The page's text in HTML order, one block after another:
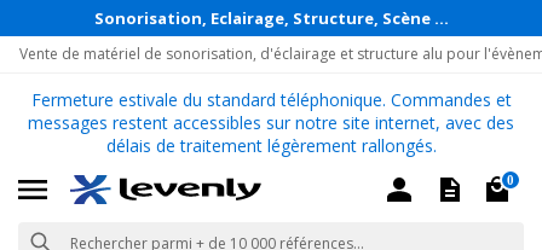
Sonorisation, Eclairage, Structure, Scène ...
Vente de matériel de sonorisation, d'éclairage et structure alu pour
Fermeture estivale du standard téléphonique. Commandes et
messages restent accessibles sur notre site internet, avec des
délais de traitement légèrement rallongés.
0